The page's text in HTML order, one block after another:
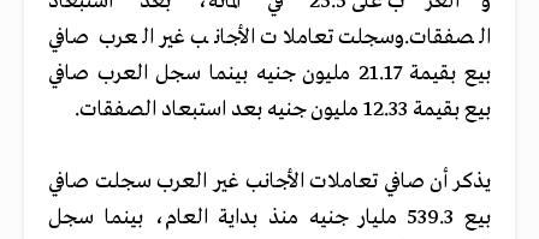
الصفقات.وسجلت تعاملات الأجانب غير العرب صافي
بيع بقيمة 21.17 مليون جنيه بينما سجل العرب صافي
بيع بقيمة 12.33 مليون جنيه بعد استبعاد الصفقات.
يذكر أن صافي تعاملات الأجانب غير العرب سجلت صافي
بيع 539.3 مليار جنيه منذ بداية العام، بينما سجل